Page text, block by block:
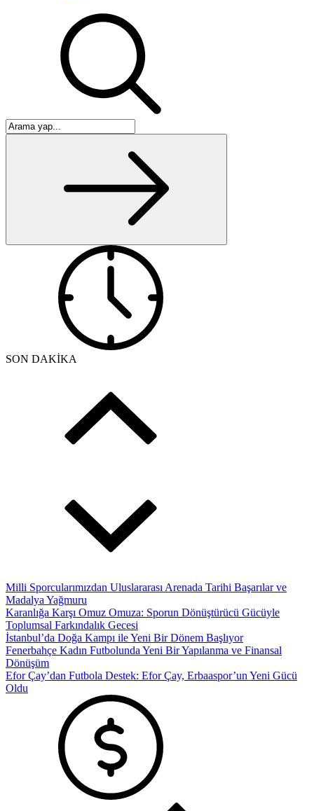
SON DAKİKA
Milli Sporcularımızdan Uluslararası Arenada Tarihi Başarılar ve
Madalya Yağmuru
Karanlığa Karşı Omuz Omuza: Sporun Dönüştürücü Gücüyle
Toplumsal Farkındalık Gecesi
İstanbul’da Doğa Kampı ile Yeni Bir Dönem Başlıyor
Fenerbahçe Kadın Futbolunda Yeni Bir Yapılanma ve Finansal
Dönüşüm
Efor Çay’dan Futbola Destek: Efor Çay, Erbaaspor’un Yeni Gücü
Oldu